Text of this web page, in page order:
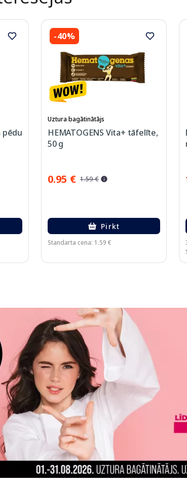
pēdu
-40%
Uztura bagātinātājs
HEMATOGENS Vita+ tāfelīte,
50 g
0.95 € 1.59 €
Pirkt
Standarta cena: 1.59 €